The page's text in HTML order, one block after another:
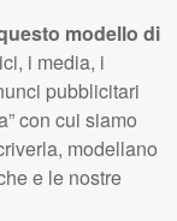
modello di
i media, i
pubblicitari
con cui siamo
modellano
e le nostre